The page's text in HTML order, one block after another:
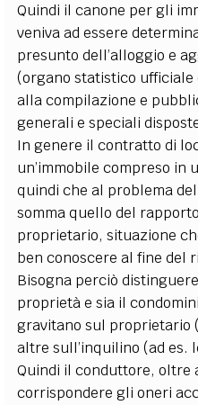
Quindi il canone per gli
veniva ad essere
presunto dell’alloggio e
(organo statistico ufficiale
alla compilazione e
generali e speciali
In genere il contratto di
un’immobile compreso in
quindi che al problema
somma quello del
proprietario, situazione
ben conoscere al fine del
Bisogna perciò
proprietà e sia il
gravitano sul proprietario
altre sull’inquilino (ad es.
Quindi il conduttore, oltre
corrispondere gli oneri